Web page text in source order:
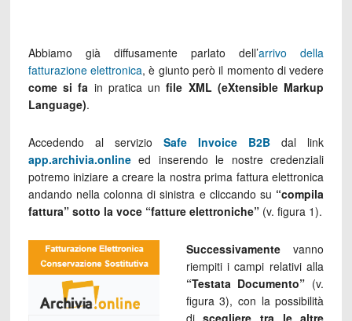
Abbiamo già diffusamente parlato dell’arrivo della
fatturazione elettronica, è giunto però il momento di vedere
come si fa in pratica unfile XML (eXtensible Markup
Language).
Accedendo al servizio Safe Invoice B2B dal link
app.archivia.onlineed inserendo le nostre credenziali
potremo iniziare a creare la nostra prima fattura elettronica
andando nella colonna di sinistra e cliccando su “compila
fattura” sotto la voce “fatture elettroniche” (v. figura 1).
Successivamentevanno
riempiti i campi relativi alla
“Testata Documento” (v.
figura 3), con la possibilità